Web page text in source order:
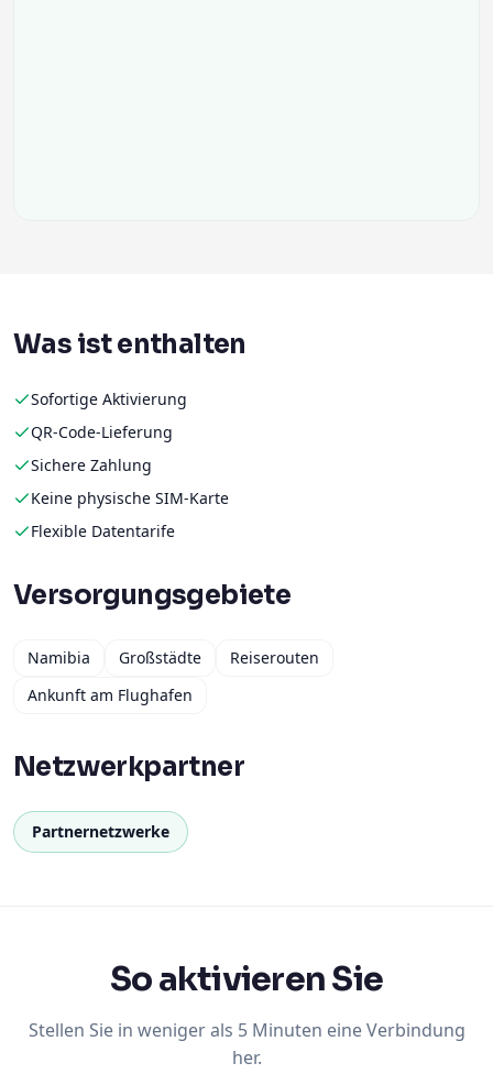
Was ist enthalten
Sofortige Aktivierung
QR-Code-Lieferung
Sichere Zahlung
Keine physische SIM-Karte
Flexible Datentarife
Versorgungsgebiete
Namibia Großstädte
Reiserouten
Ankunft am Flughafen
Netzwerkpartner
Partnernetzwerke
So aktivieren Sie
Stellen Sie in weniger als 5 Minuten eine Verbindung
her.